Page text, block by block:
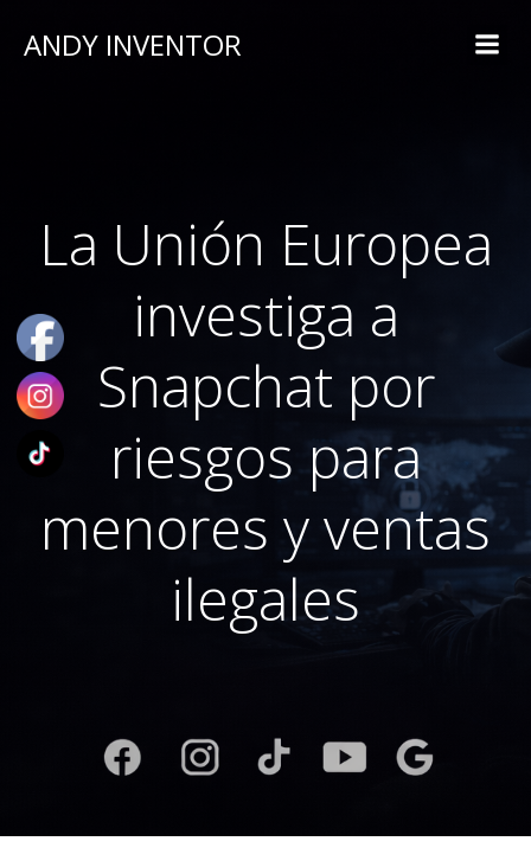
ANDY INVENTOR
La Unión Europea
investiga a
Snapchat por
riesgos para
menores y ventas
ilegales